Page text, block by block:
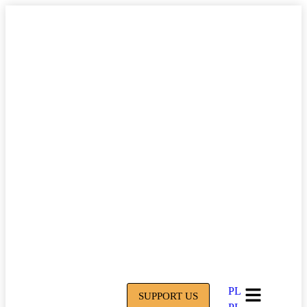
SUPPORT US
PL